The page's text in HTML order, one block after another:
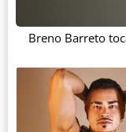
Breno Barreto